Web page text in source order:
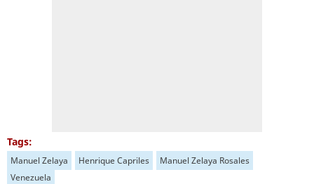
Tags:
Manuel Zelaya Henrique Capriles
Manuel Zelaya Rosales
Venezuela